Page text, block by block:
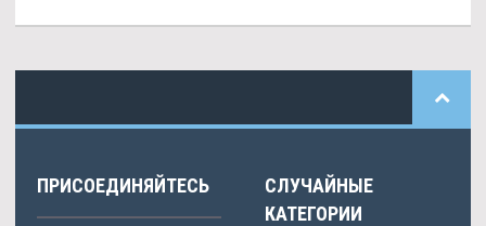
ПРИСОЕДИНЯЙТЕСЬ
СЛУЧАЙНЫЕ
КАТЕГОРИИ